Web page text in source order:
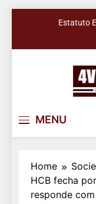
Estatuto
MENU
Home
HCB fecha
responde